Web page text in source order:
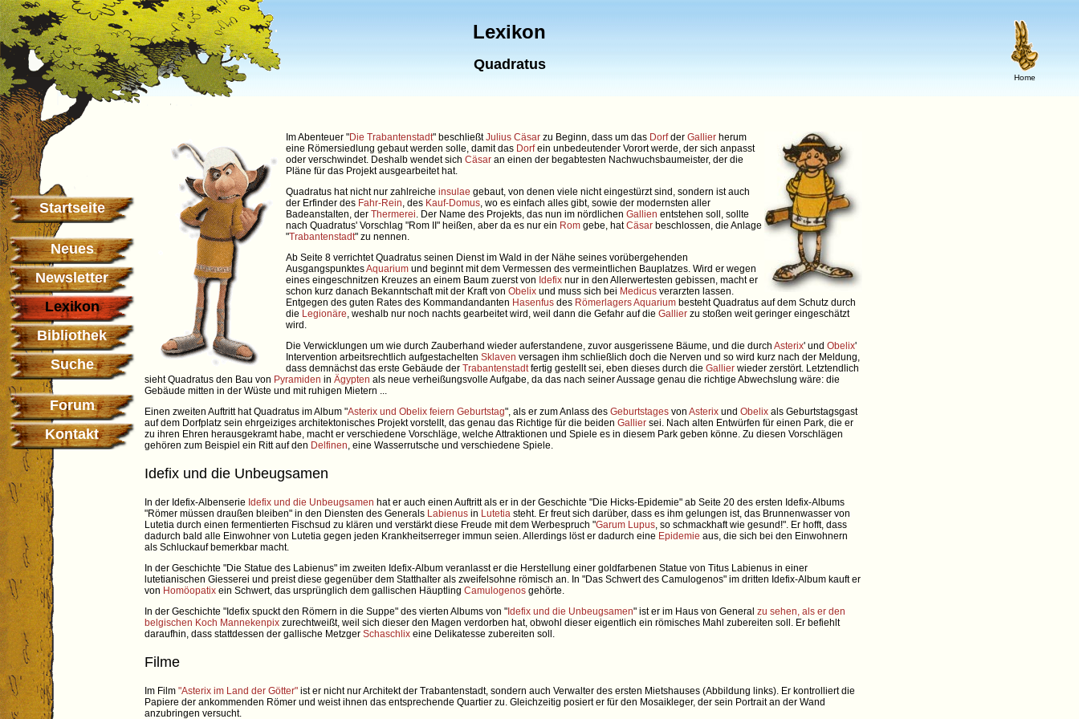
Home
Lexikon
Quadratus
Startseite
Neues
Newsletter
Lexikon
Bibliothek
Suche
Forum
Kontakt
Im Abenteuer "Die Trabantenstadt" beschließtJulius Cäsar zu Beginn, dass um das Dorfder Gallier herum
eine Römersiedlung gebaut werden solle, damit das Dorfein unbedeutender Vorort werde, der sich anpasst
oder verschwindet. Deshalb wendet sich Cäsar an einen der begabtesten Nachwuchsbaumeister, der die
Pläne für das Projekt ausgearbeitet hat.
Quadratus hat nicht nur zahlreiche insulae gebaut, von denen viele nicht eingestürzt sind, sondern ist auch
der Erfinder des Fahr-Rein, des Kauf-Domus, wo es einfach alles gibt, sowie der modernsten aller
Badeanstalten, der Thermerei. Der Name des Projekts, das nun im nördlichen Gallien entstehen soll, sollte
nach Quadratus' Vorschlag "Rom II" heißen, aber da es nur ein Rom gebe, hatCäsar beschlossen, die Anlage
"Trabantenstadt" zu nennen.
Ab Seite 8 verrichtet Quadratus seinen Dienst im Wald in der Nähe seines vorübergehenden
AusgangspunktesAquarium und beginnt mit dem Vermessen des vermeintlichen Bauplatzes. Wird er wegen
eines eingeschnitzen Kreuzes an einem Baum zuerst von Idefix nur in den Allerwertesten gebissen, macht er
schon kurz danach Bekanntschaft mit der Kraft von Obelix und muss sich bei Medicus verarzten lassen.
Entgegen des guten Rates des Kommandandanten Hasenfus des RömerlagersAquarium besteht Quadratus auf dem Schutz durch
die Legionäre, weshalb nur noch nachts gearbeitet wird, weil dann die Gefahr auf die Gallier zu stoßen weit geringer eingeschätzt
wird.
Die Verwicklungen um wie durch Zauberhand wieder auferstandene, zuvor ausgerissene Bäume, und die durch Asterix' und Obelix'
Intervention arbeitsrechtlich aufgestachelten Sklaven versagen ihm schließlich doch die Nerven und so wird kurz nach der Meldung,
dass demnächst das erste Gebäude der Trabantenstadtfertig gestellt sei, eben dieses durch die Gallier wieder zerstört. Letztendlich
sieht Quadratus den Bau von Pyramiden in Ägypten als neue verheißungsvolle Aufgabe, da das nach seiner Aussage genau die richtige Abwechslung wäre: die
Gebäude mitten in der Wüste und mit ruhigen Mietern ...
Einen zweiten Auftritt hat Quadratus im Album "Asterix und Obelix feiern Geburtstag", als er zum Anlass des Geburtstages von Asterix und Obelix als Geburtstagsgast
auf dem Dorfplatz sein ehrgeiziges architektonisches Projekt vorstellt, das genau das Richtige für die beiden Gallier sei. Nach alten Entwürfen für einen Park, die er
zu ihren Ehren herausgekramt habe, macht er verschiedene Vorschläge, welche Attraktionen und Spiele es in diesem Park geben könne. Zu diesen Vorschlägen
gehören zum Beispiel ein Ritt auf den Delfinen, eine Wasserrutsche und verschiedene Spiele.
Idefix und die Unbeugsamen
In der Idefix-Albenserie Idefix und die Unbeugsamen hat er auch einen Auftritt als er in der Geschichte "Die Hicks-Epidemie" ab Seite 20 des ersten Idefix-Albums
"Römer müssen draußen bleiben" in den Diensten des Generals Labienus in Lutetia steht. Er freut sich darüber, dass es ihm gelungen ist, das Brunnenwasser von
Lutetia durch einen fermentierten Fischsud zu klären und verstärkt diese Freude mit dem Werbespruch "Garum Lupus, so schmackhaft wie gesund!". Er hofft, dass
dadurch bald alle Einwohner von Lutetia gegen jeden Krankheitserreger immun seien. Allerdings löst er dadurch eine Epidemie aus, die sich bei den Einwohnern
als Schluckauf bemerkbar macht.
In der Geschichte "Die Statue des Labienus" im zweiten Idefix-Album veranlasst er die Herstellung einer goldfarbenen Statue von Titus Labienus in einer
lutetianischen Giesserei und preist diese gegenüber dem Statthalter als zweifelsohne römisch an. In "Das Schwert des Camulogenos" im dritten Idefix-Album kauft er
von Homöopatix ein Schwert, das ursprünglich dem gallischen Häuptling Camulogenos gehörte.
In der Geschichte "Idefix spuckt den Römern in die Suppe" des vierten Albums von " Idefix und die Unbeugsamen" ist er im Haus von General zu sehen, als er den
belgischen Koch Mannekenpix zurechtweißt, weil sich dieser den Magen verdorben hat, obwohl dieser eigentlich ein römisches Mahl zubereiten soll. Er befiehlt
daraufhin, dass stattdessen der gallische Metzger Schaschlix eine Delikatesse zubereiten soll.
Filme
Im Film "Asterix im Land der Götter" ist er nicht nur Architekt der Trabantenstadt, sondern auch Verwalter des ersten Mietshauses (Abbildung links). Er kontrolliert die
Papiere der ankommenden Römer und weist ihnen das entsprechende Quartier zu. Gleichzeitig posiert er für den Mosaikleger, der sein Portrait an der Wand
anzubringen versucht.